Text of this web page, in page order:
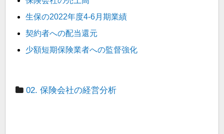
生保の2022年度4-6月期業績
契約者への配当還元
少額短期保険業者への監督強化
02. 保険会社の経営分析